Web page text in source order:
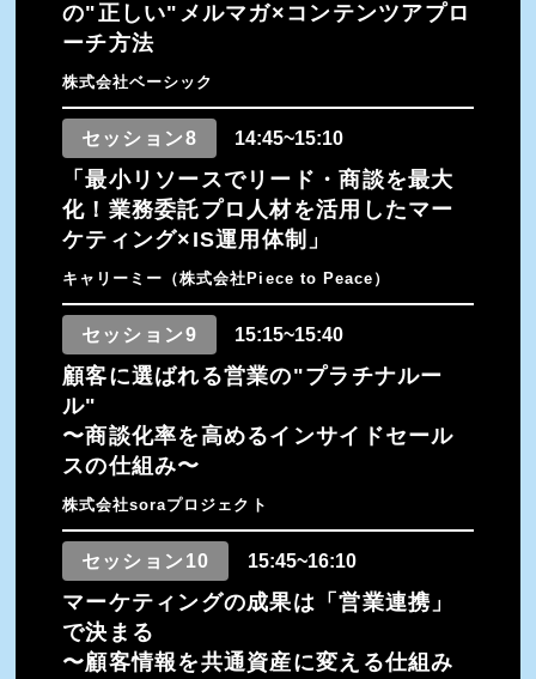
の"正しい"メルマガ×コンテンツアプロ
ーチ方法
株式会社ベーシック
セッション8 14:45~15:10
「最小リソースでリード・商談を最大
化！業務委託プロ人材を活用したマー
ケティング×IS運用体制」
キャリーミー（株式会社Piece to Peace）
セッション9 15:15~15:40
顧客に選ばれる営業の"プラチナルー
ル"
〜商談化率を高めるインサイドセール
スの仕組み〜
株式会社soraプロジェクト
セッション10 15:45~16:10
マーケティングの成果は「営業連携」
で決まる
〜顧客情報を共通資産に変える仕組み